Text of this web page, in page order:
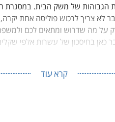
הגבוהות של משק הבית. במסגרת
לא צריך לרכוש פוליסה אחת יקרה,
על מה שדרוש ומתאים לכם
כאן בחיסכון של עשרות אלפי
קרא עוד